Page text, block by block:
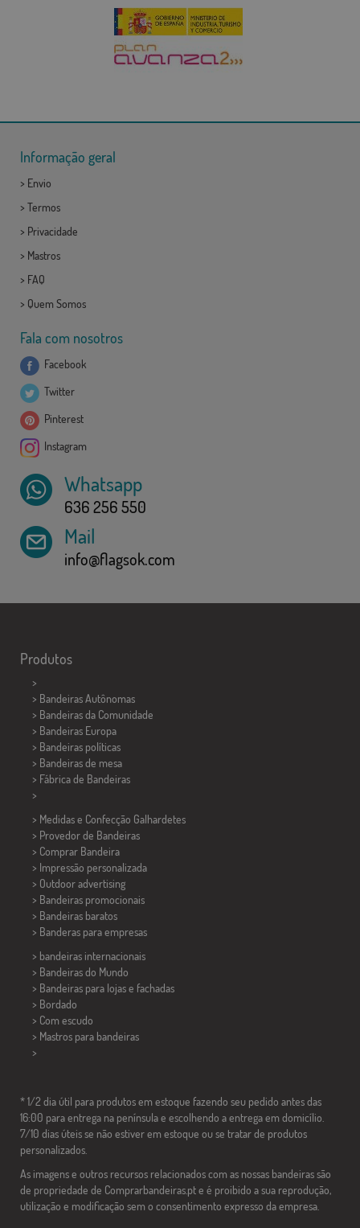
Informação geral
> Envio
> Termos
> Privacidade
> Mastros
> FAQ
> Quem Somos
Fala com nosotros
Facebook
Twitter
Pinterest
Instagram
Whatsapp
636 256 550
Mail
info@flagsok.com
Produtos
>
> Bandeiras Autônomas
> Bandeiras da Comunidade
> Bandeiras Europa
> Bandeiras políticas
> Bandeiras de mesa
> Fábrica de Bandeiras
>
> Medidas e Confecção Galhardetes
> Provedor de Bandeiras
> Comprar Bandeira
> Impressão personalizada
> Outdoor advertising
> Bandeiras promocionais
> Bandeiras baratos
> Banderas para empresas
> bandeiras internacionais
> Bandeiras do Mundo
> Bandeiras para lojas e fachadas
> Bordado
> Com escudo
> Mastros para bandeiras
>
* 1/2 dia útil para produtos em estoque fazendo seu pedido antes das
16:00 para entrega na península e escolhendo a entrega em domicílio.
7/10 dias úteis se não estiver em estoque ou se tratar de produtos
personalizados.
As imagens e outros recursos relacionados com as nossas bandeiras são
de propriedade de Comprarbandeiras.pt e é proibido a sua reprodução,
utilização e modificação sem o consentimento expresso da empresa.